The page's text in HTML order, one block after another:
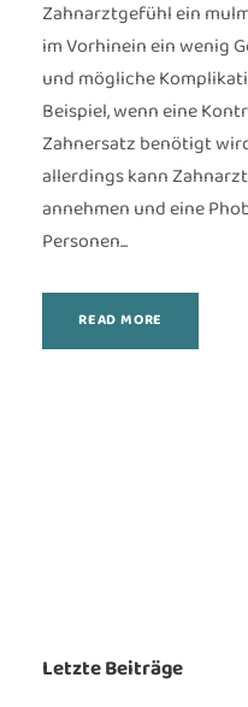
Zahnarztgefühl ein
im Vorhinein ein wenig
und mögliche
Beispiel, wenn eine
Zahnersatz benötigt
allerdings kann
annehmen und eine
Personen...
READ MORE
Letzte Beiträge